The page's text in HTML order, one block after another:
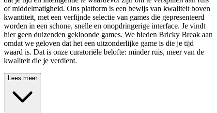
of middelmatigheid. Ons platform is een bewijs van kwaliteit boven
kwantiteit, met een verfijnde selectie van games die gepresenteerd
worden in een schone, snelle en onopdringerige interface. Je vindt
hier geen duizenden gekloonde games. We bieden Bricky Break aan
omdat we geloven dat het een uitzonderlijke game is die je tijd
waard is. Dat is onze curatoriële belofte: minder ruis, meer van de
kwaliteit die je verdient.
Lees meer